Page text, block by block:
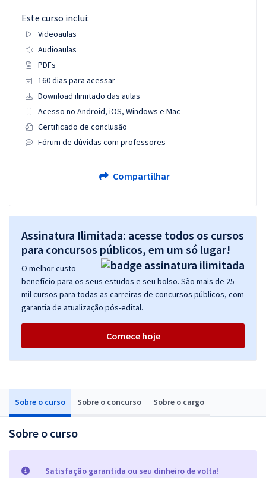
Sobre o curso Sobre o concurso Sobre o cargo
Sobre o curso
Satisfação garantida ou seu dinheiro de volta!
Este curso inclui:
Videoaulas
Audioaulas
PDFs
160 dias para acessar
Download ilimitado das aulas
Acesso no Android, iOS, Windows e Mac
Certificado de conclusão
Fórum de dúvidas com professores
Compartilhar
Assinatura Ilimitada: acesse todos os cursos
para concursos públicos, em um só lugar!
O melhor custo
benefício para os seus estudos e seu bolso. São mais de 25
mil cursos para todas as carreiras de concursos públicos, com
garantia de atualização pós-edital.
Comece hoje